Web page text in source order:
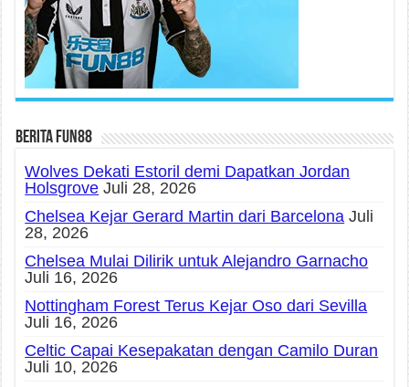
Berita fun88
Wolves Dekati Estoril demi Dapatkan Jordan
Holsgrove Juli 28, 2026
Chelsea Kejar Gerard Martin dari Barcelona Juli
28, 2026
Chelsea Mulai Dilirik untuk Alejandro Garnacho
Juli 16, 2026
Nottingham Forest Terus Kejar Oso dari Sevilla
Juli 16, 2026
Celtic Capai Kesepakatan dengan Camilo Duran
Juli 10, 2026